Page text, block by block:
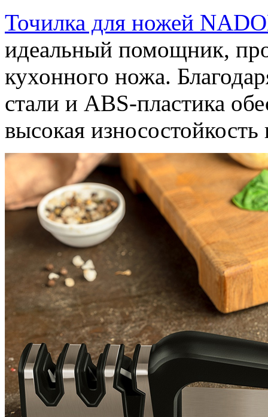
Точилка для ножей
идеальный помощник,
кухонного ножа.
стали и ABS-пластика
высокая износостойкость